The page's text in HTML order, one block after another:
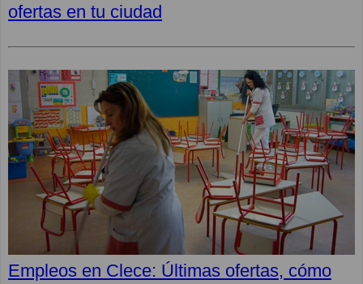
ofertas en tu ciudad
Empleos en Clece: Últimas ofertas, cómo